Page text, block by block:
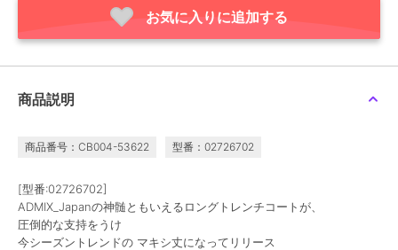
お気に入りに追加する
商品説明
商品番号：CB004-53622 型番：02726702
[型番:02726702]
ADMIX_Japanの神髄ともいえるロングトレンチコートが、
圧倒的な支持をうけ
今シーズントレンドの マキシ丈になってリリース